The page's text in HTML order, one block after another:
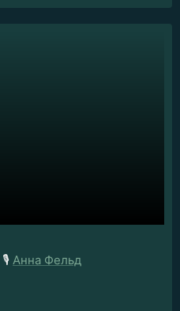
🎙️ Анна Фельд